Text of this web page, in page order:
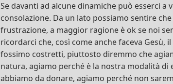
Se davanti ad alcune dinamiche può esserci a
consolazione. Da un lato possiamo sentire
frustrazione, a maggior ragione è ok se noi
ricordarci che, così come anche faceva Gesù,
fossimo costretti, piuttosto diremmo che
natura, agiamo perché è la nostra modalità di
abbiamo da donare, agiamo perché non